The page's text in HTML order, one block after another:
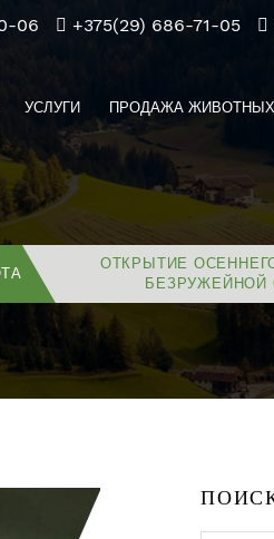
06 +375(29) 686-71-05
УСЛУГИ ПРОДАЖА ЖИВОТНЫХ
ОТКРЫТИЕ
БЕЗРУЖЕЙНОЙ